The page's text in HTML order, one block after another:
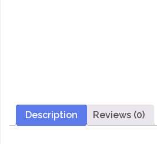
Description Reviews (0)